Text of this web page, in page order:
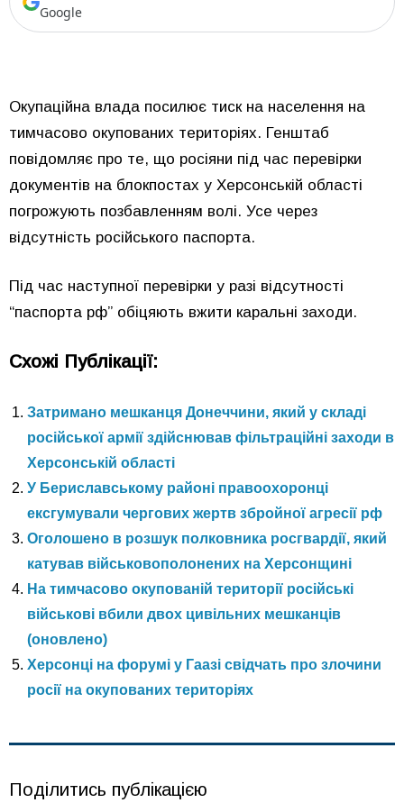
Google
Окупаційна влада посилює тиск на населення на
тимчасово окупованих територіях. Генштаб
повідомляє про те, що росіяни під час перевірки
документів на блокпостах у Херсонській області
погрожують позбавленням волі. Усе через
відсутність російського паспорта.
Під час наступної перевірки у разі відсутності
“паспорта рф” обіцяють вжити каральні заходи.
Схожі Публікації:
Затримано мешканця Донеччини, який у складі
російської армії здійснював фільтраційні заходи в
Херсонській області
У Бериславському районі правоохоронці
ексгумували чергових жертв збройної агресії рф
Оголошено в розшук полковника росгвардії, який
катував військовополонених на Херсонщині
На тимчасово окупованій території російські
військові вбили двох цивільних мешканців
(оновлено)
Херсонці на форумі у Гаазі свідчать про злочини
росії на окупованих територіях
Поділитись публікацією